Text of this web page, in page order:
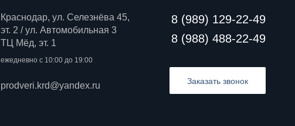
Краснодар, ул. Селезнёва 45,
эт. 2 / ул. Автомобильная 3
ТЦ Мёд, эт. 1
ежедневно с 10:00 до 19:00
prodveri.krd@yandex.ru
8 (989) 129-22-49
8 (988) 488-22-49
Заказать звонок